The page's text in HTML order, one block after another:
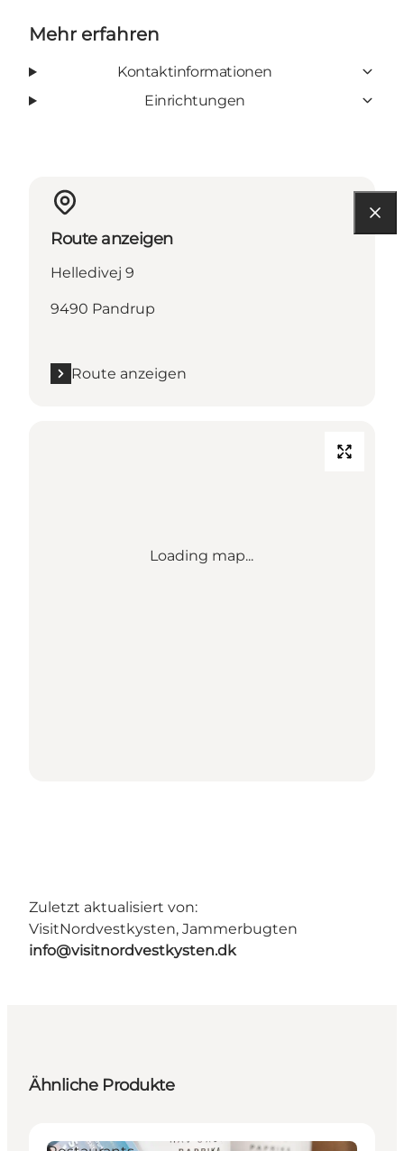
Mehr erfahren
Kontaktinformationen
Einrichtungen
Route anzeigen
Helledivej 9
9490 Pandrup
Route anzeigen
Loading map...
Zuletzt aktualisiert von:
VisitNordvestkysten, Jammerbugten
info@visitnordvestkysten.dk
Ähnliche Produkte